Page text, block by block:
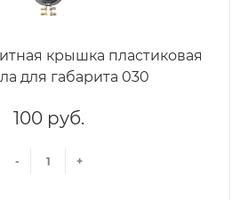
крышка пластиковая
для габарита 030
100 руб.
- +